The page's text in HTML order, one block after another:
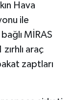
Hava
ile
MİRAS
araç
zaptları